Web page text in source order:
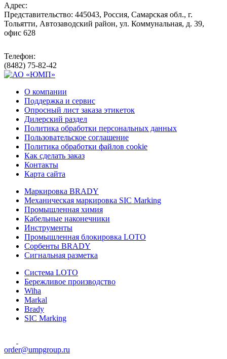
Адрес:
Представительство: 445043, Россия, Самарская обл., г.
Тольятти, Автозаводский район, ул. Коммунальная, д. 39,
офис 628
Телефон:
(8482) 75-82-42
О компании
Поддержка и сервис
Опросный лист заказа этикеток
Дилерский раздел
Политика обработки персональных данных
Пользовательское соглашение
Политика обработки файлов cookie
Как сделать заказ
Контакты
Карта сайта
Маркировка BRADY
Механическая маркировка SIC Marking
Промышленная химия
Кабельные наконечники
Инструменты
Промышленная блокировка LOTO
Сорбенты BRADY
Сигнальная разметка
Система LOTO
Бережливое производство
Wiha
Markal
Brady
SIC Marking
order@umpgroup.ru